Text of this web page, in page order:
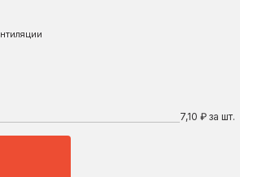
7,10 ₽ за шт.